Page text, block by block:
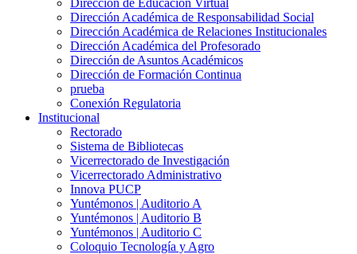
Dirección de Educación Virtual
Dirección Académica de Responsabilidad Social
Dirección Académica de Relaciones Institucionales
Dirección Académica del Profesorado
Dirección de Asuntos Académicos
Dirección de Formación Continua
prueba
Conexión Regulatoria
Institucional
Rectorado
Sistema de Bibliotecas
Vicerrectorado de Investigación
Vicerrectorado Administrativo
Innova PUCP
Yuntémonos | Auditorio A
Yuntémonos | Auditorio B
Yuntémonos | Auditorio C
Coloquio Tecnología y Agro